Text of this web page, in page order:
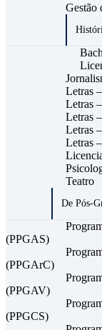
Gestão
Letras
Letras
Letras
Letras
Letras
Teatro
De Pós-
(PPGAS)
(PPGArC)
(PPGAV)
(PPGCS)